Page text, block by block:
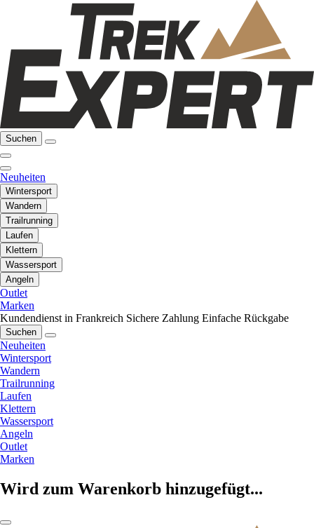
Suchen
Neuheiten
Wintersport
Wandern
Trailrunning
Laufen
Klettern
Wassersport
Angeln
Outlet
Marken
Kundendienst in Frankreich Sichere Zahlung Einfache Rückgabe
Suchen
Neuheiten
Wintersport
Wandern
Trailrunning
Laufen
Klettern
Wassersport
Angeln
Outlet
Marken
Wird zum Warenkorb hinzugefügt...